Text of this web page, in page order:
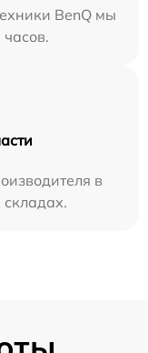
BenQ мы
в